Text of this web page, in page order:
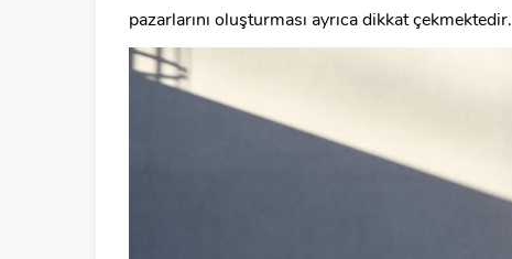
pazarlarını oluşturması ayrıca dikkat çekmektedir.